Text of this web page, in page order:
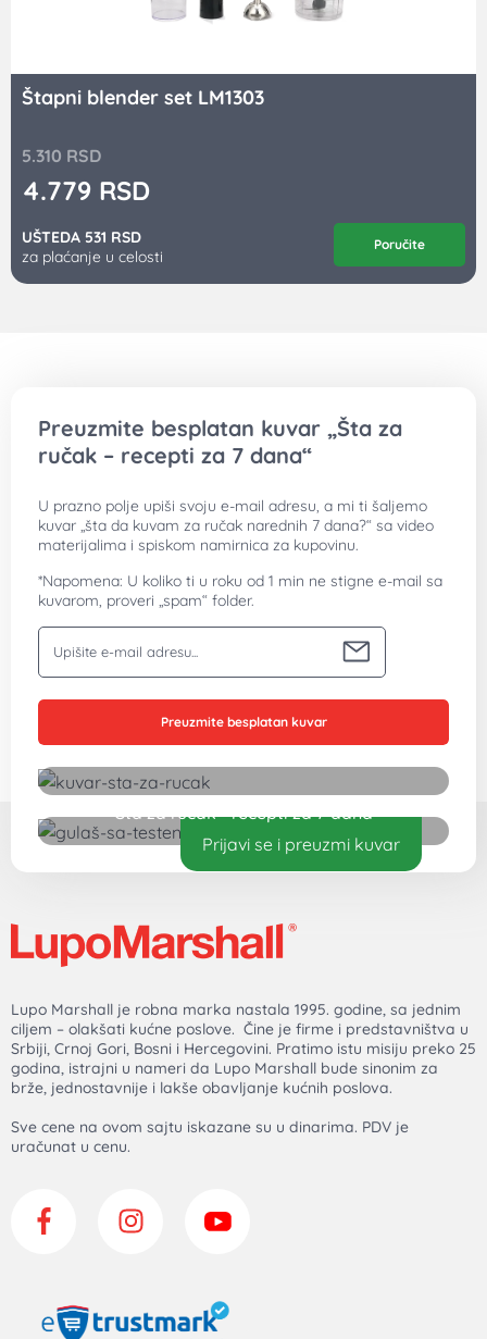
Štapni blender set LM1303
5.310 RSD
4.779 RSD
UŠTEDA 531 RSD
za plaćanje u celosti
Poručite
Preuzmite besplatan kuvar „Šta za
ručak – recepti za 7 dana“
U prazno polje upiši svoju e-mail adresu, a mi ti šaljemo
kuvar „šta da kuvam za ručak narednih 7 dana?“ sa video
materijalima i spiskom namirnica za kupovinu.
*Napomena: U koliko ti u roku od 1 min ne stigne e-mail sa
kuvarom, proveri „spam“ folder.
Preuzmite besplatan kuvar
Prijavi se i preuzmi kuvar
Šta za ručak - recepti za 7 dana
Lupo Marshall je robna marka nastala 1995. godine, sa jednim
ciljem – olakšati kućne poslove. Čine je firme i predstavništva u
Srbiji, Crnoj Gori, Bosni i Hercegovini. Pratimo istu misiju preko 25
godina, istrajni u nameri da Lupo Marshall bude sinonim za
brže, jednostavnije i lakše obavljanje kućnih poslova.
Sve cene na ovom sajtu iskazane su u dinarima. PDV je
uračunat u cenu.